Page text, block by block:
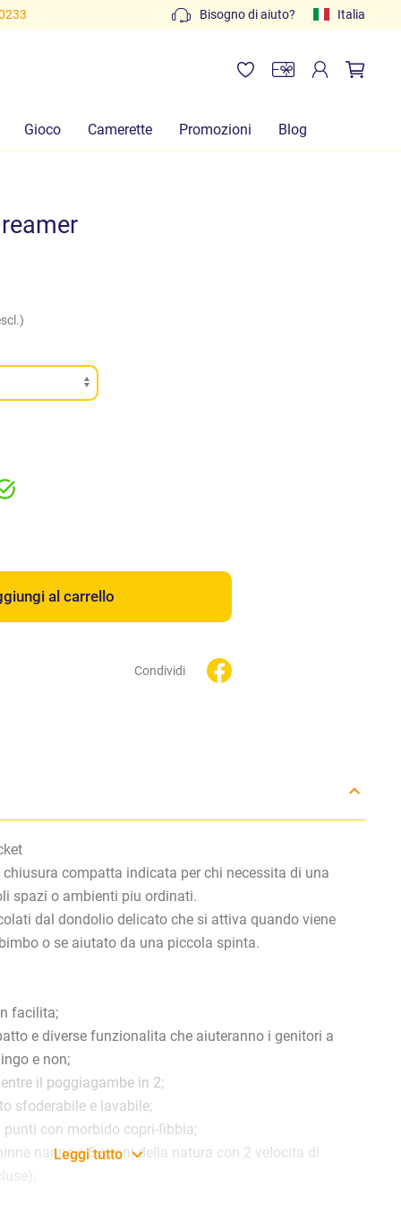
Bisogno di aiuto? Italia
Gioco Camerette Promozioni Blog
al carrello
Condividi
compatta indicata per chi necessita di una
spazi o ambienti piu ordinati.
dal dondolio delicato che si attiva quando viene
o se aiutato da una piccola spinta.
facilita;
e diverse funzionalita che aiuteranno i genitori a
e non;
il poggiagambe in 2;
sfoderabile e lavabile;
punti con morbido copri-fibbia;
nanne e 5 suoni della natura con 2 velocita di
Leggi tutto